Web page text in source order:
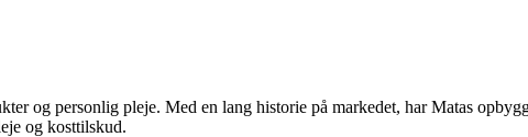
og personlig pleje. Med en lang historie på markedet, har Matas
og kosttilskud.